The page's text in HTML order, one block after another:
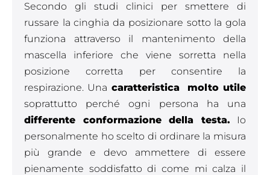
Secondo gli studi clinici per smettere di
russare la cinghia da posizionare sotto la gola
funziona attraverso il mantenimento della
mascella inferiore che viene sorretta nella
posizione corretta per consentire la
respirazione. Una caratteristica molto utile
soprattutto perché ogni persona ha una
differente conformazione della testa. Io
personalmente ho scelto di ordinare la misura
più grande e devo ammettere di essere
pienamente soddisfatto di come mi calza il